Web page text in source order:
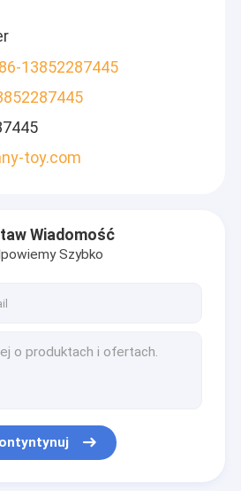
86-13852287445
toy.com
Wiadomość
Szybko